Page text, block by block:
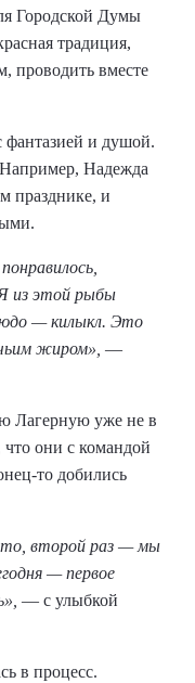
Городской Думы
традиция,
проводить вместе
фантазией и душой.
Надежда
празднике, и
Я из этой рыбы
— килыкл. Это
жиром», —
Лагерную уже не в
что они с командой
то добились
второй раз — мы
— первое
— с улыбкой
в процесс.